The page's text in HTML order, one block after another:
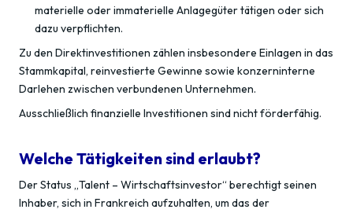
materielle oder immaterielle Anlagegüter tätigen oder sich
dazu verpflichten.
Zu den Direktinvestitionen zählen insbesondere Einlagen in das
Stammkapital, reinvestierte Gewinne sowie konzerninterne
Darlehen zwischen verbundenen Unternehmen.
Ausschließlich finanzielle Investitionen sind nicht förderfähig.
Welche Tätigkeiten sind erlaubt?
Der Status „Talent – Wirtschaftsinvestor“ berechtigt seinen
Inhaber, sich in Frankreich aufzuhalten, um das der